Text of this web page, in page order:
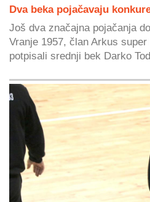
Dva beka pojačavaju
Još dva značajna pojačanja
Vranje 1957, član Arkus
potpisali srednji bek Darko